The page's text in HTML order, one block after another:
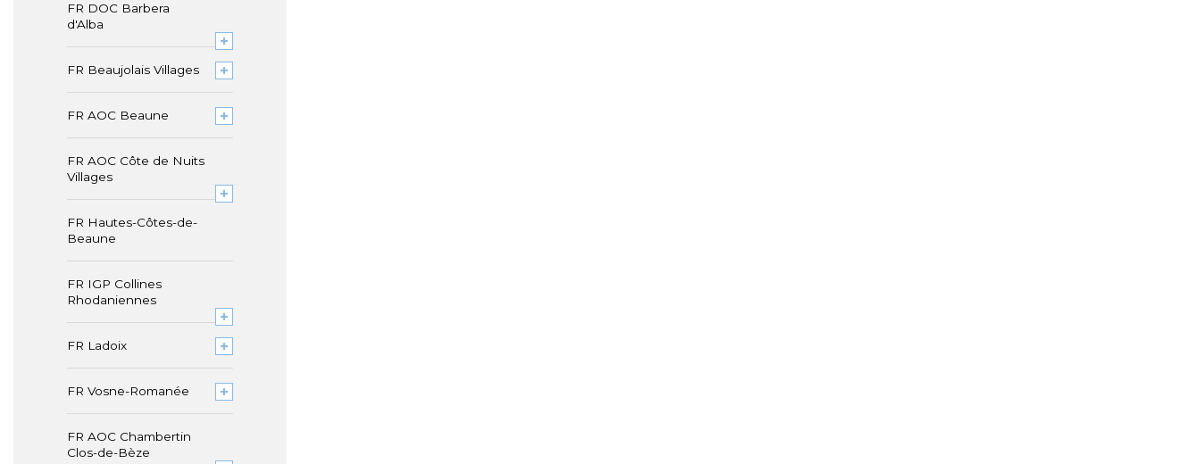
FR DOC Barbera
d'Alba
FR Beaujolais Villages
FR AOC Beaune
FR AOC Côte de Nuits
Villages
FR Hautes-Côtes-de-
Beaune
FR IGP Collines
Rhodaniennes
FR Ladoix
FR Vosne-Romanée
FR AOC Chambertin
Clos-de-Bèze